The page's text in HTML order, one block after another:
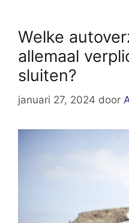
Welke
allemaal
sluiten?
januari 27, 2024 door